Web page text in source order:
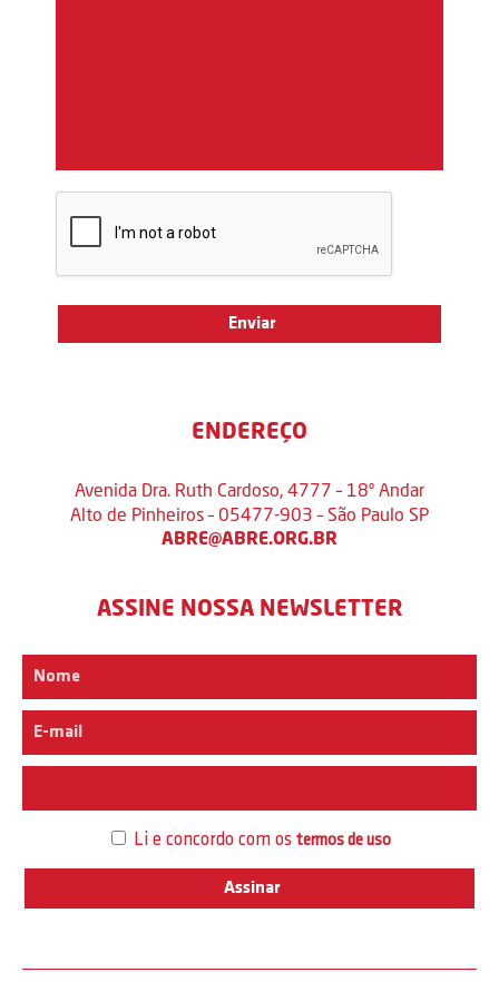
ENDEREÇO
Avenida Dra. Ruth Cardoso, 4777 – 18º Andar
Alto de Pinheiros – 05477-903 – São Paulo SP
ABRE@ABRE.ORG.BR
ASSINE NOSSA NEWSLETTER
Li e concordo com os termos de uso